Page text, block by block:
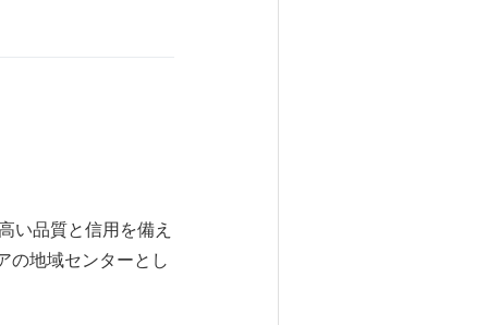
い品質と信用を備え
の地域センターとし